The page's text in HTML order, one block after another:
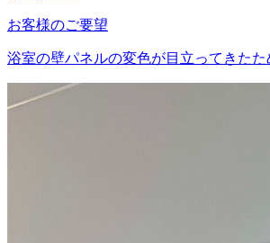
お客様のご要望
浴室の壁パネルの変色が目立ってきたた